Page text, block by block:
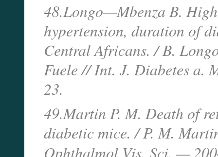
48.Longo—Mbenza B.
hypertension, duration of
Central Africans. / B.
Fuele // Int. J. Diabetes
23.
49.Martin P. M. Death of
diabetic mice. / P. M.
Ophthalmol Vis. Sci. —